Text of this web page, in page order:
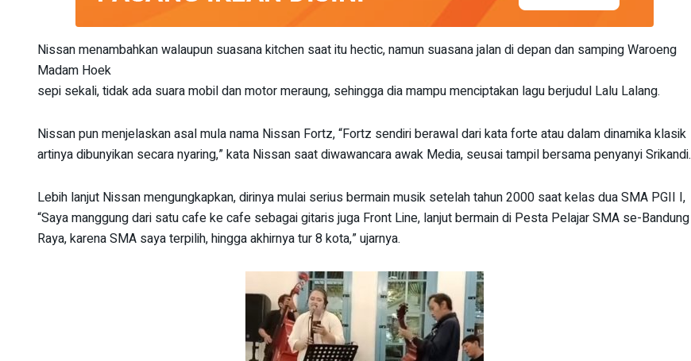
Nissan menambahkan walaupun suasana kitchen saat itu hectic, namun suasana jalan di depan dan samping Waroeng
Madam Hoek
sepi sekali, tidak ada suara mobil dan motor meraung, sehingga dia mampu menciptakan lagu berjudul Lalu Lalang.
Nissan pun menjelaskan asal mula nama Nissan Fortz, “Fortz sendiri berawal dari kata forte atau dalam dinamika klasik
artinya dibunyikan secara nyaring,” kata Nissan saat diwawancara awak Media, seusai tampil bersama penyanyi Srikandi.
Lebih lanjut Nissan mengungkapkan, dirinya mulai serius bermain musik setelah tahun 2000 saat kelas dua SMA PGII I,
“Saya manggung dari satu cafe ke cafe sebagai gitaris juga Front Line, lanjut bermain di Pesta Pelajar SMA se-Bandung
Raya, karena SMA saya terpilih, hingga akhirnya tur 8 kota,” ujarnya.